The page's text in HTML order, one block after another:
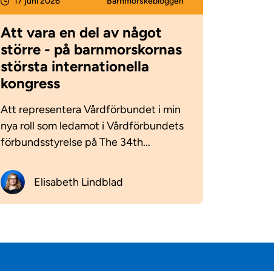
Att vara en del av något
större - på barnmorskornas
största internationella
kongress
Att representera Vårdförbundet i min
nya roll som ledamot i Vårdförbundets
förbundsstyrelse på The 34th...
Elisabeth Lindblad